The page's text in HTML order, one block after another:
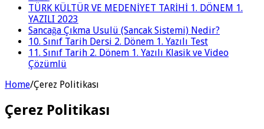
TÜRK KÜLTÜR VE MEDENİYET TARİHİ 1. DÖNEM 1.
YAZILI 2023
Sancağa Çıkma Usulü (Sancak Sistemi) Nedir?
10. Sınıf Tarih Dersi 2. Dönem 1. Yazılı Test
11. Sınıf Tarih 2. Dönem 1. Yazılı Klasik ve Video
Çözümlü
Home/Çerez Politikası
Çerez Politikası